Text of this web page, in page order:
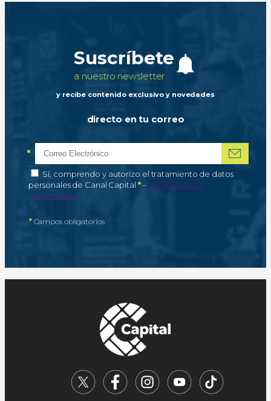
Suscríbete
a nuestro newsletter
y recibe contenido exclusivo y novedades
directo en tu correo
Correo electrónico
*Campo obligatorio
Autorización de tratamiento de datos personales
Sí, comprendo y autorizo el tratamiento de datos
personales de Canal Capital *–Campo obligatorio
Ver Términos y
condiciones
*Campos obligatorios